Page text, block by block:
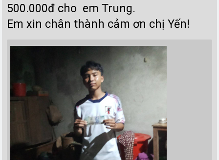
500.000đ cho em Trung.
Em xin chân thành cảm ơn chị Yến!